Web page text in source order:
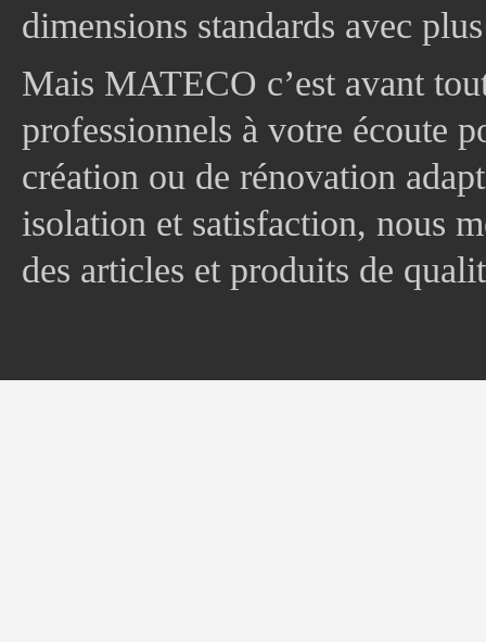
dimensions standards avec
Mais MATECO c’est avant
professionnels à votre écoute
création ou de rénovation
isolation et satisfaction, nous
des articles et produits de